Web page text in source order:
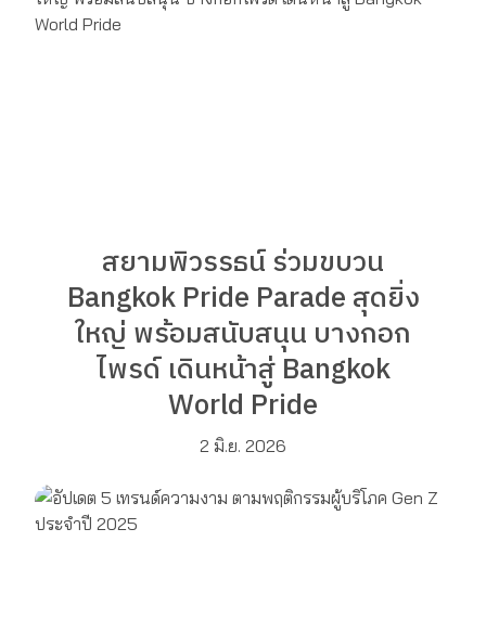
สยามพิวรรธน์ ร่วมขบวน
Bangkok Pride Parade สุดยิ่ง
ใหญ่ พร้อมสนับสนุน บางกอก
ไพรด์ เดินหน้าสู่ Bangkok
World Pride
2 มิ.ย. 2026